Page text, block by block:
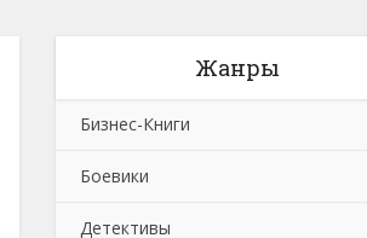
Жанры
Бизнес-Книги
Банковское дело
Бухучет, налогообложение, аудит
Боевики
Боевики: Прочее
Детективы